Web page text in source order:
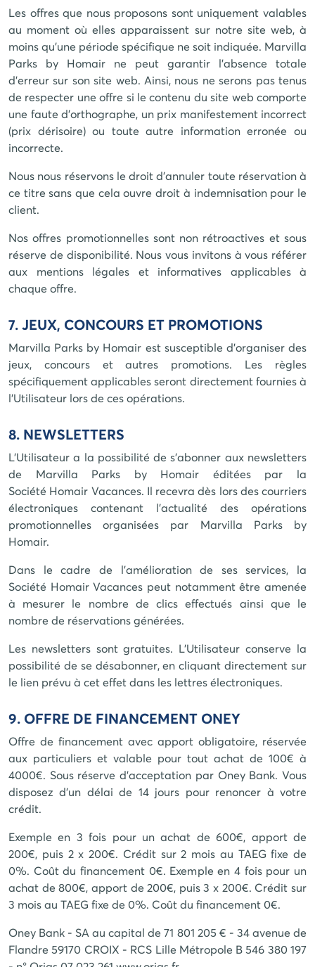
Les offres que nous proposons sont uniquement valables
au moment où elles apparaissent sur notre site web, à
moins qu'une période spécifique ne soit indiquée. Marvilla
Parks by Homair ne peut garantir l’absence totale
d’erreur sur son site web. Ainsi, nous ne serons pas tenus
de respecter une offre si le contenu du site web comporte
une faute d'orthographe, un prix manifestement incorrect
(prix dérisoire) ou toute autre information erronée ou
incorrecte.
Nous nous réservons le droit d'annuler toute réservation à
ce titre sans que cela ouvre droit à indemnisation pour le
client.
Nos offres promotionnelles sont non rétroactives et sous
réserve de disponibilité. Nous vous invitons à vous référer
aux mentions légales et informatives applicables à
chaque offre.
7. JEUX, CONCOURS ET PROMOTIONS
Marvilla Parks by Homair est susceptible d'organiser des
jeux, concours et autres promotions. Les règles
spécifiquement applicables seront directement fournies à
l'Utilisateur lors de ces opérations.
8. NEWSLETTERS
L'Utilisateur a la possibilité de s'abonner aux newsletters
de Marvilla Parks by Homair éditées par la
Société Homair Vacances. Il recevra dès lors des courriers
électroniques contenant l'actualité des opérations
promotionnelles organisées par Marvilla Parks by
Homair.
Dans le cadre de l'amélioration de ses services, la
Société Homair Vacances peut notamment être amenée
à mesurer le nombre de clics effectués ainsi que le
nombre de réservations générées.
Les newsletters sont gratuites. L'Utilisateur conserve la
possibilité de se désabonner, en cliquant directement sur
le lien prévu à cet effet dans les lettres électroniques.
9. OFFRE DE FINANCEMENT ONEY
Offre de financement avec apport obligatoire, réservée
aux particuliers et valable pour tout achat de 100€ à
4000€. Sous réserve d’acceptation par Oney Bank. Vous
disposez d’un délai de 14 jours pour renoncer à votre
crédit.
Exemple en 3 fois pour un achat de 600€, apport de
200€, puis 2 x 200€. Crédit sur 2 mois au TAEG fixe de
0%. Coût du financement 0€. Exemple en 4 fois pour un
achat de 800€, apport de 200€, puis 3 x 200€. Crédit sur
3 mois au TAEG fixe de 0%. Coût du financement 0€.
Oney Bank - SA au capital de 71 801 205 € - 34 avenue de
Flandre 59170 CROIX - RCS Lille Métropole B 546 380 197